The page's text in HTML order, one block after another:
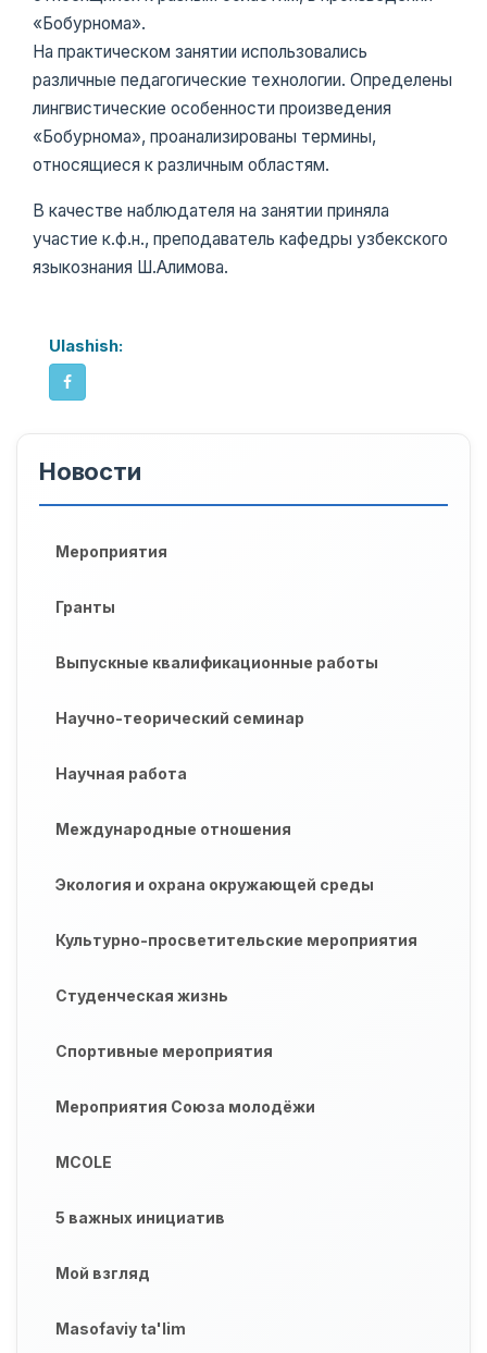
«Бобурнома».
На практическом занятии использовались
различные педагогические технологии. Определены
лингвистические особенности произведения
«Бобурнома», проанализированы термины,
относящиеся к различным областям.
В качестве наблюдателя на занятии приняла
участие к.ф.н., преподаватель кафедры узбекского
языкознания Ш.Алимова.
Ulashish:
Новости
Мероприятия
Гранты
Выпускные квалификационные работы
Научно-теорический семинар
Научная работа
Международные отношения
Экология и охрана окружающей среды
Культурно-просветительские мероприятия
Студенческая жизнь
Спортивные мероприятия
Мероприятия Союза молодёжи
MCOLE
5 важных инициатив
Мой взгляд
Masofaviy ta'lim